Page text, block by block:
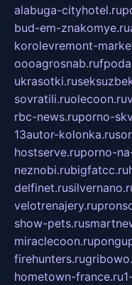
alabuga-cityhotel.ru
bud-em-znakomye.ru
korolevremont-
oooagrosnab.ru
ukrasotki.ru
sovratili.ruolecoon.ru
rbc-news.ruporno-
13autor-kolonka.ru
hostserve.ruporno-
neznobi.rubigfatcc.ru
delfinet.ru
velotrenajery.ru
show-pets.ru
miraclecoon.ru
firehunters.ru
hometown-france.ru